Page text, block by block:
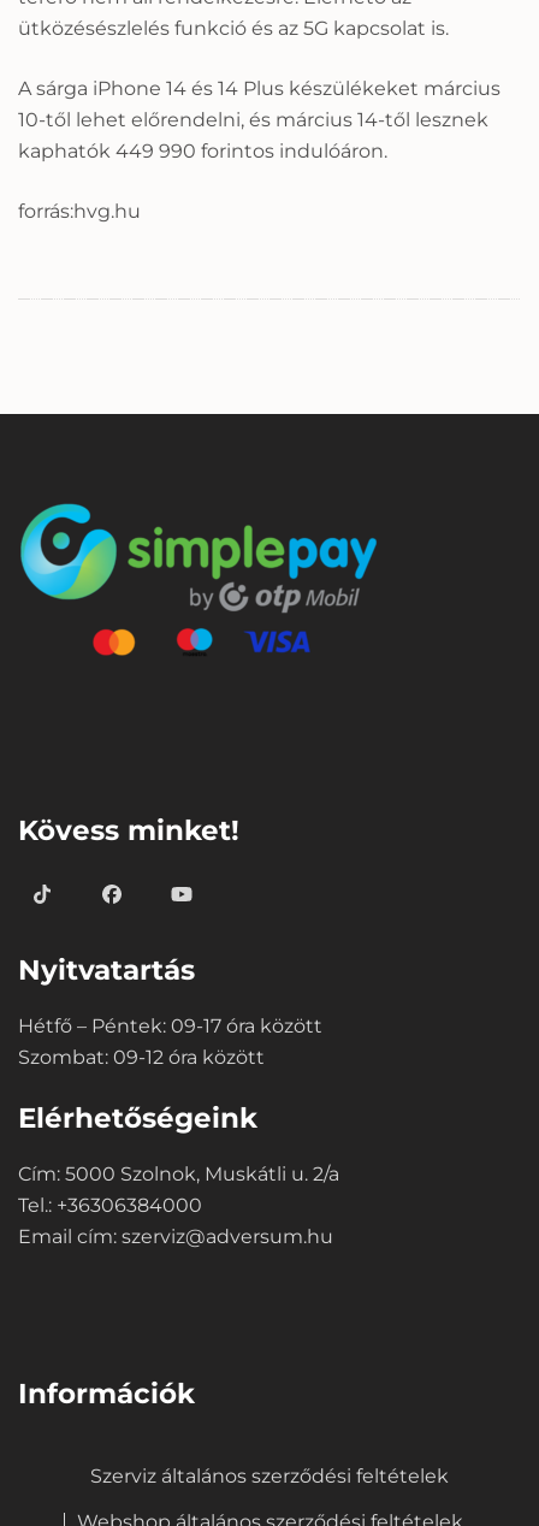
ütközésészlelés funkció és az 5G kapcsolat is.
A sárga iPhone 14 és 14 Plus készülékeket március
10-től lehet előrendelni, és március 14-től lesznek
kaphatók 449 990 forintos indulóáron.
forrás:hvg.hu
Kövess minket!
Nyitvatartás
Hétfő – Péntek: 09-17 óra között
Szombat: 09-12 óra között
Elérhetőségeink
Cím: 5000 Szolnok, Muskátli u. 2/a
Tel.: +36306384000
Email cím: szerviz@adversum.hu
Információk
Szerviz általános szerződési feltételek